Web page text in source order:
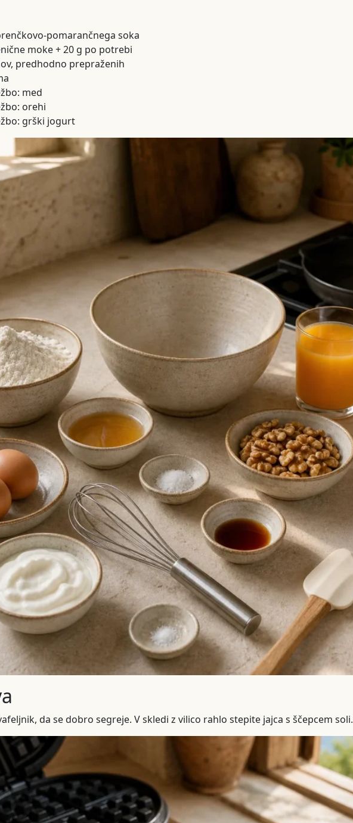
pomarančnega soka
moke + 20 g po potrebi
predhodno prepraženih
med
orehi
grški jogurt
da se dobro segreje. V skledi z vilico rahlo stepite jajca s ščepcem soli.